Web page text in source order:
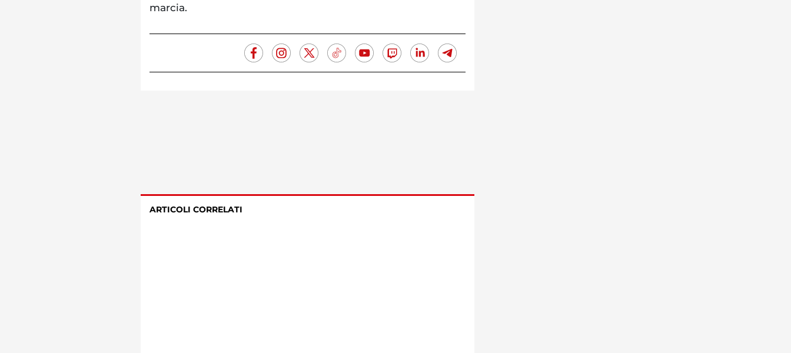
marcia.
ARTICOLI CORRELATI